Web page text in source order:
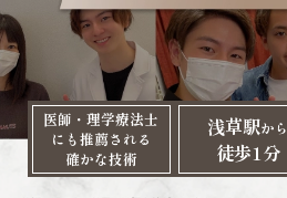
医師・理学療法士
にも推薦される
確かな技術
浅草駅から
徒歩1分